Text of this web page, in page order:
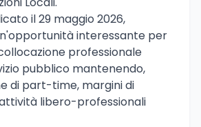
il 29 maggio 2026,
interessante per
professionale
pubblico mantenendo,
di part-time, margini di
libero-professionali